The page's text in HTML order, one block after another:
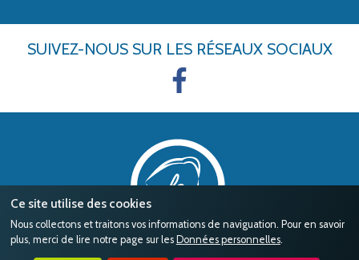
Ce site utilise des cookies
Nous collectons et traitons vos informations de naviguation. Pour en savoir
plus, merci de lire notre page sur les Données personnelles.
SUIVEZ-NOUS SUR LES RÉSEAUX SOCIAUX